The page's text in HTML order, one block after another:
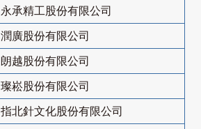
永承精工股份有限公司
潤廣股份有限公司
朗越股份有限公司
璨崧股份有限公司
指北針文化股份有限公司